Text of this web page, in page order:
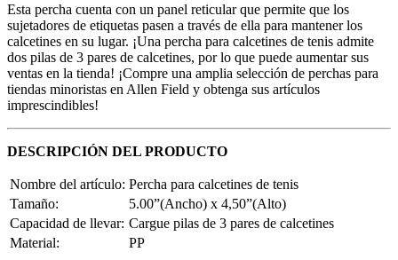
Esta percha cuenta con un panel reticular que permite que los
sujetadores de etiquetas pasen a través de ella para mantener los
calcetines en su lugar. ¡Una percha para calcetines de tenis admite
dos pilas de 3 pares de calcetines, por lo que puede aumentar sus
ventas en la tienda! ¡Compre una amplia selección de perchas para
tiendas minoristas en Allen Field y obtenga sus artículos
imprescindibles!
DESCRIPCIÓN DEL PRODUCTO
Nombre del artículo: Percha para calcetines de tenis
Tamaño:
5.00”(Ancho) x 4,50”(Alto)
Capacidad de llevar: Cargue pilas de 3 pares de calcetines
Material:
PP